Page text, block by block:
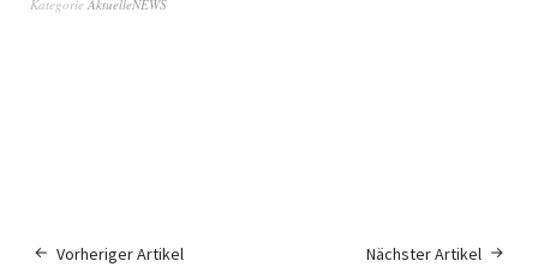
Kategorie AktuelleNEWS
Vorheriger Artikel Nächster Artikel